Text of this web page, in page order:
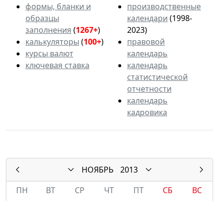
формы, бланки и
образцы
заполнения (1267+)
калькуляторы (100+)
курсы валют
ключевая ставка
производственные
календари (1998-
2023)
правовой
календарь
календарь
статистической
отчетности
календарь
кадровика
НОЯБРЬ
2013
ПН
ВТ СР ЧТ ПТ СБ
ВС